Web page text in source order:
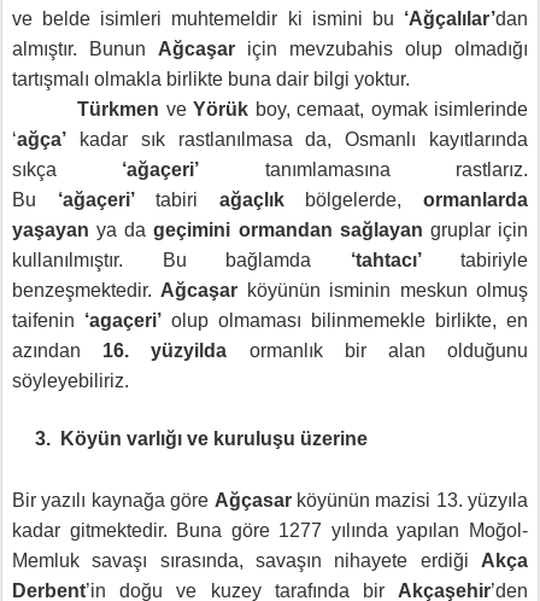
ve belde isimleri muhtemeldir ki ismini bu ‘Ağçalılar’dan
almıştır. Bunun Ağcaşar için mevzubahis olup olmadığı
tartışmalı olmakla birlikte buna dair bilgi yoktur.
Türkmen veYörük boy, cemaat, oymak isimlerinde
‘ağça’ kadar sık rastlanılmasa da, Osmanlı kayıtlarında
sıkça ‘ağaçeri’ tanımlamasına rastlarız.
Bu ‘ağaçeri’tabiri ağaçlık bölgelerde, ormanlarda
yaşayan ya dageçimini ormandan sağlayan gruplar için
kullanılmıştır. Bu bağlamda ‘tahtacı’tabiriyle
benzeşmektedir. Ağcaşar köyünün isminin meskun olmuş
taifenin ‘agaçeri’ olup olmaması bilinmemekle birlikte, en
azından 16. yüzyilda ormanlık bir alan olduğunu
söyleyebiliriz.
3. Köyün varlığı ve kuruluşu üzerine
Bir yazılı kaynağa göre Ağçasarköyünün mazisi 13. yüzyıla
kadar gitmektedir. Buna göre 1277 yılında yapılan Moğol-
Memluk savaşı sırasında, savaşın nihayete erdiği Akça
Derbent’in doğu ve kuzey tarafında bir Akçaşehir’den